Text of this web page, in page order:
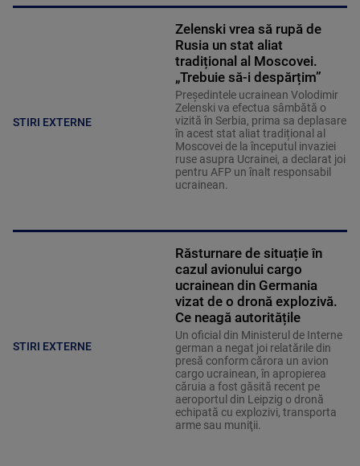
STIRI EXTERNE
Zelenski vrea să rupă de
Rusia un stat aliat
tradițional al Moscovei.
„Trebuie să-i despărțim”
Președintele ucrainean Volodimir
Zelenski va efectua sâmbătă o
vizită în Serbia, prima sa deplasare
în acest stat aliat tradițional al
Moscovei de la începutul invaziei
ruse asupra Ucrainei, a declarat joi
pentru AFP un înalt responsabil
ucrainean.
STIRI EXTERNE
Răsturnare de situație în
cazul avionului cargo
ucrainean din Germania
vizat de o dronă explozivă.
Ce neagă autoritățile
Un oficial din Ministerul de Interne
german a negat joi relatările din
presă conform cărora un avion
cargo ucrainean, în apropierea
căruia a fost găsită recent pe
aeroportul din Leipzig o dronă
echipată cu explozivi, transporta
arme sau muniţii.